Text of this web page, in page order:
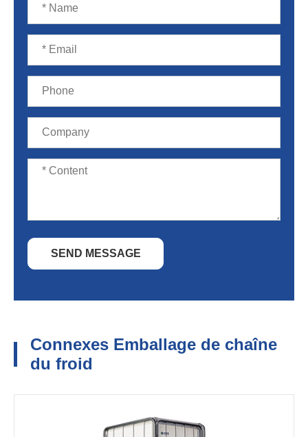
SEND MESSAGE
Connexes Emballage de chaîne
du froid